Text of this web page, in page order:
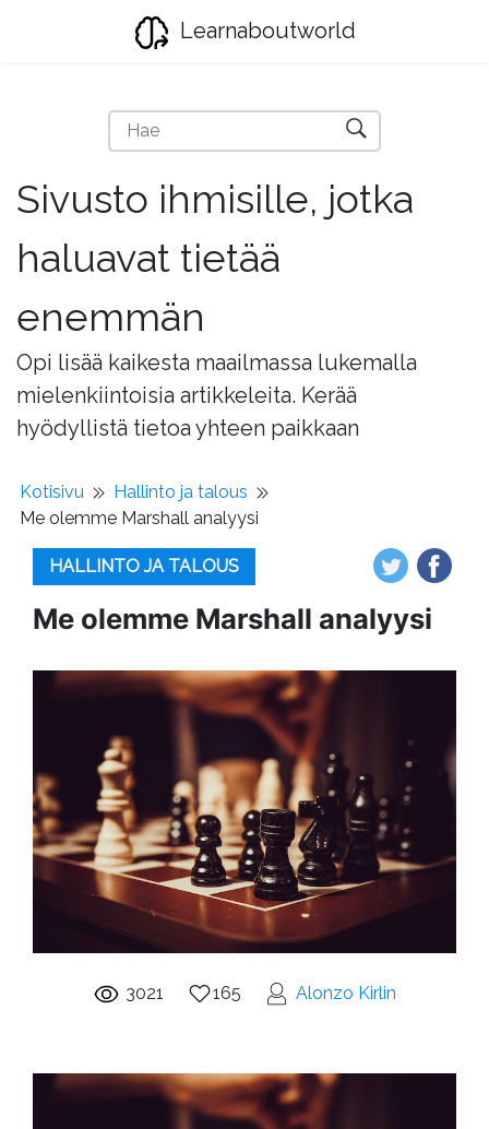
Learnaboutworld
Sivusto ihmisille, jotka
haluavat tietää
enemmän
Opi lisää kaikesta maailmassa lukemalla
mielenkiintoisia artikkeleita. Kerää
hyödyllistä tietoa yhteen paikkaan
Kotisivu
Hallinto ja talous
Me olemme Marshall analyysi
HALLINTO JA TALOUS
Me olemme Marshall analyysi
3021 165 Alonzo Kirlin